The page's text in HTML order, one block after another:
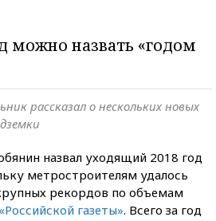
можно назвать «годом
рассказал о нескольких новых
назвал уходящий 2018 год
метростроителям удалось
рекордов по объемам
газеты». Всего за год